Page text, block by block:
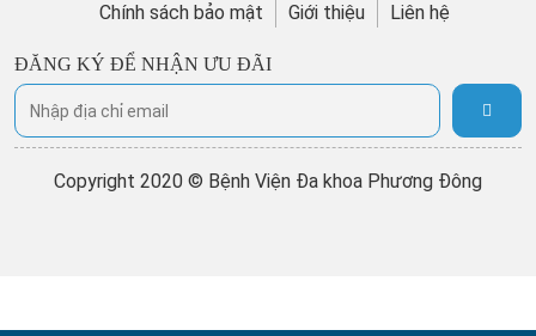
Chính sách bảo mật Giới thiệu Liên hệ
ĐĂNG KÝ ĐỂ NHẬN ƯU ĐÃI
Copyright 2020 © Bệnh Viện Đa khoa Phương Đông